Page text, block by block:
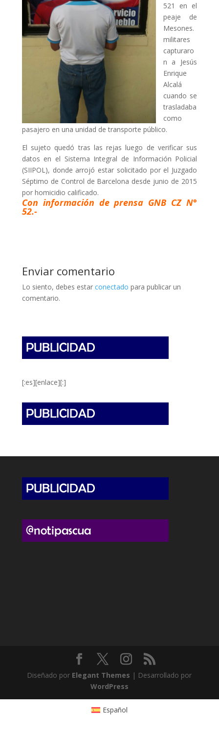
521 en el
peaje de
Mesones.
militares
capturaro
n a Jesús
Enrique
Alcalá
cuando se
trasladaba
como
pasajero en una unidad de transporte público.
El sujeto quedó tras las rejas luego de verificar sus
datos en el Sistema Integral de Información Policial
(SIIPOL), donde arrojó estar solicitado por el Juzgado
Séptimo de Control de Barcelona desde junio de 2015
por homicidio calificado.
Con información de prensa GNB CZ N°
52.-
Enviar comentario
Lo siento, debes estar conectado para publicar un
comentario.
[:es][enlace][:]
Diseñado por Elegant Themes | Desarrollado por
WordPress
Español